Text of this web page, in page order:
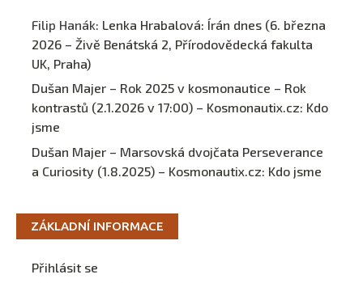
Filip Hanák: Lenka Hrabalová: Írán dnes (6. března
2026 – Živě Benátská 2, Přírodovědecká fakulta
UK, Praha)
Dušan Majer – Rok 2025 v kosmonautice – Rok
kontrastů (2.1.2026 v 17:00) – Kosmonautix.cz: Kdo
jsme
Dušan Majer – Marsovská dvojčata Perseverance
a Curiosity (1.8.2025) – Kosmonautix.cz: Kdo jsme
ZÁKLADNÍ INFORMACE
Přihlásit se